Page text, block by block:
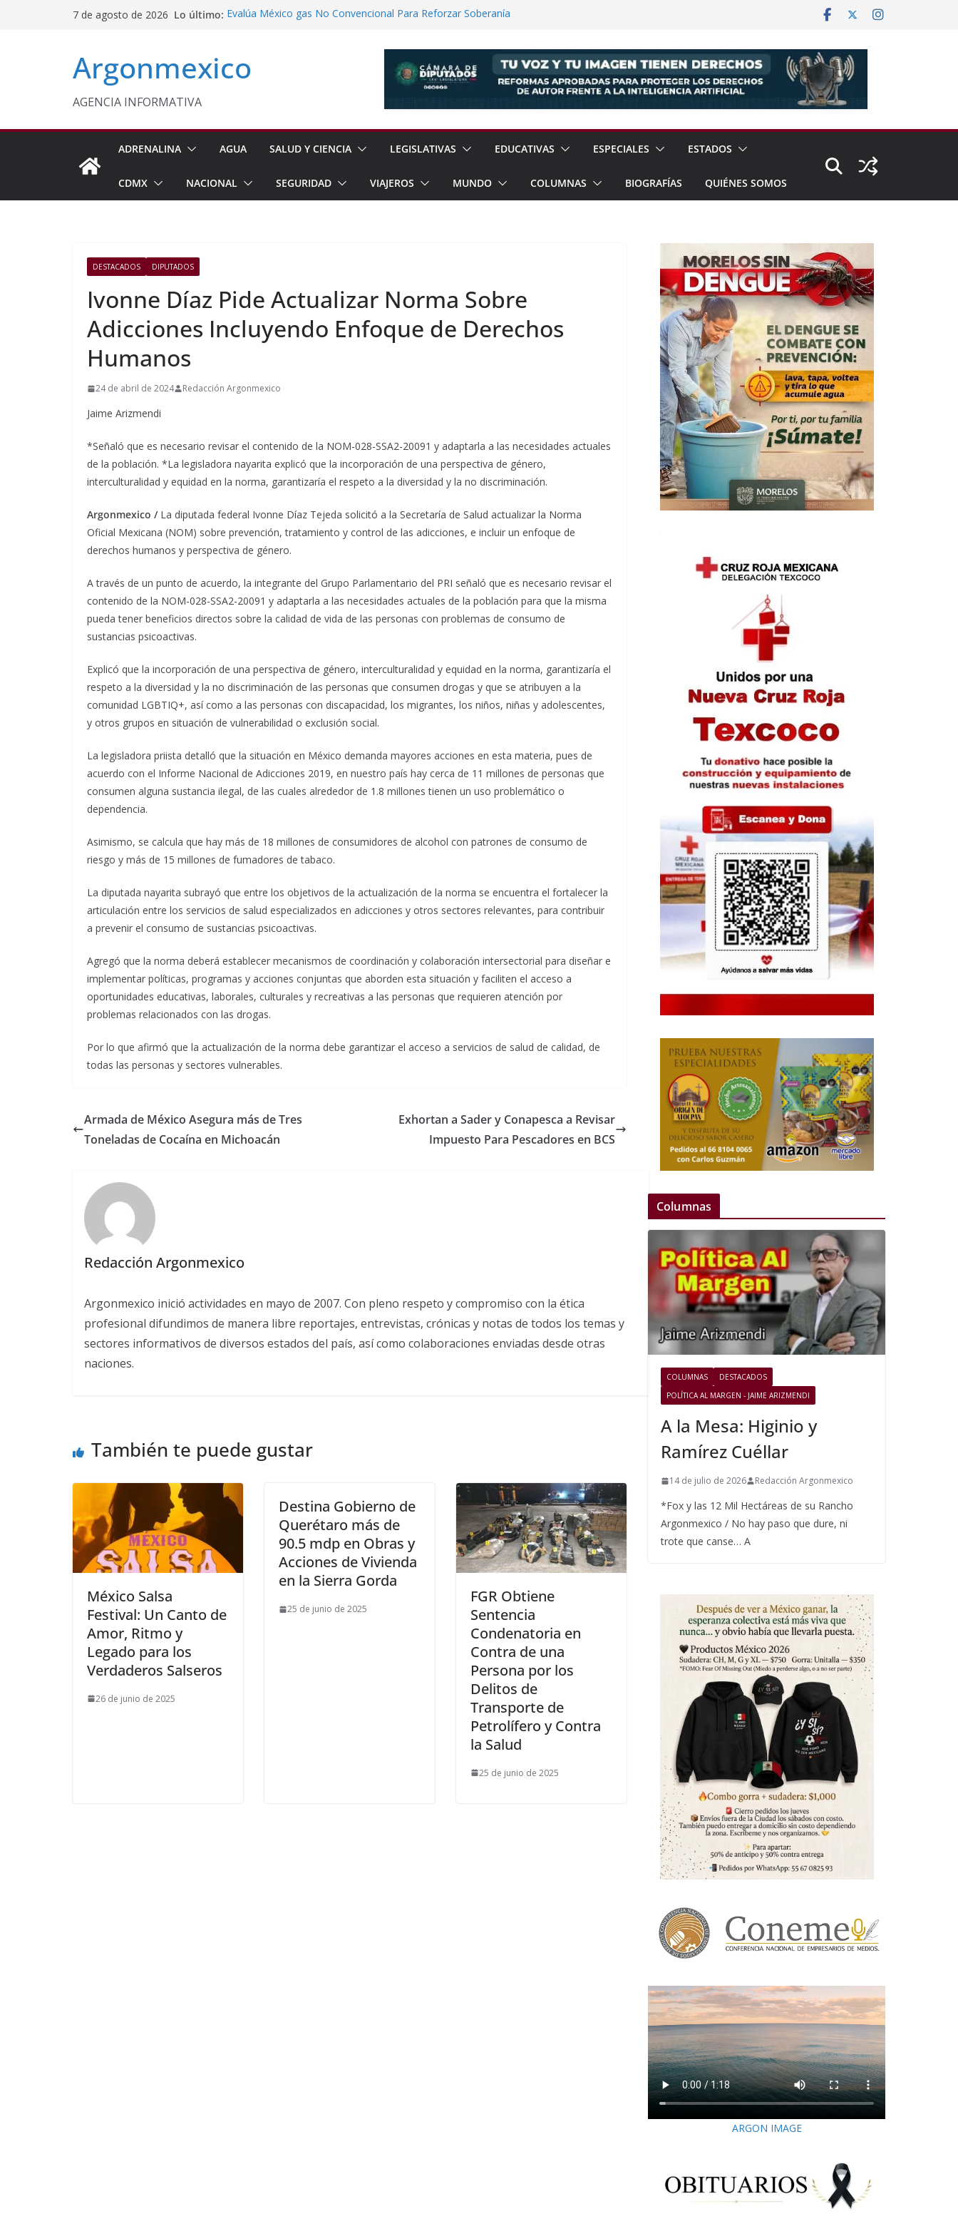
7 de agosto de 2026 Lo último: Evalúa México gas No Convencional Para Reforzar Soberanía
Texcoco Fortalece Prestaciones de Trabajadores del
Aseguran Casi 10 Millones de Cigarrillos Apócrifos en
Michoacán
Argonmexico
AGENCIA INFORMATIVA
ADRENALINA AGUA SALUD Y CIENCIA LEGISLATIVAS EDUCATIVAS ESPECIALES ESTADOS
CDMX NACIONAL SEGURIDAD VIAJEROS MUNDO COLUMNAS BIOGRAFÍAS QUIÉNES SOMOS
DESTACADOS DIPUTADOS
Ivonne Díaz Pide Actualizar Norma Sobre
Adicciones Incluyendo Enfoque de Derechos
Humanos
24 de abril de 2024 Redacción Argonmexico
Jaime Arizmendi
*Señaló que es necesario revisar el contenido de la NOM-028-SSA2-20091 y adaptarla a las necesidades actuales
de la población. *La legisladora nayarita explicó que la incorporación de una perspectiva de género,
interculturalidad y equidad en la norma, garantizaría el respeto a la diversidad y la no discriminación.
Argonmexico / La diputada federal Ivonne Díaz Tejeda solicitó a la Secretaría de Salud actualizar la Norma
Oficial Mexicana (NOM) sobre prevención, tratamiento y control de las adicciones, e incluir un enfoque de
derechos humanos y perspectiva de género.
A través de un punto de acuerdo, la integrante del Grupo Parlamentario del PRI señaló que es necesario revisar el
contenido de la NOM-028-SSA2-20091 y adaptarla a las necesidades actuales de la población para que la misma
pueda tener beneficios directos sobre la calidad de vida de las personas con problemas de consumo de
sustancias psicoactivas.
Explicó que la incorporación de una perspectiva de género, interculturalidad y equidad en la norma, garantizaría el
respeto a la diversidad y la no discriminación de las personas que consumen drogas y que se atribuyen a la
comunidad LGBTIQ+, así como a las personas con discapacidad, los migrantes, los niños, niñas y adolescentes,
y otros grupos en situación de vulnerabilidad o exclusión social.
La legisladora priista detalló que la situación en México demanda mayores acciones en esta materia, pues de
acuerdo con el Informe Nacional de Adicciones 2019, en nuestro país hay cerca de 11 millones de personas que
consumen alguna sustancia ilegal, de las cuales alrededor de 1.8 millones tienen un uso problemático o
dependencia.
Asimismo, se calcula que hay más de 18 millones de consumidores de alcohol con patrones de consumo de
riesgo y más de 15 millones de fumadores de tabaco.
La diputada nayarita subrayó que entre los objetivos de la actualización de la norma se encuentra el fortalecer la
articulación entre los servicios de salud especializados en adicciones y otros sectores relevantes, para contribuir
a prevenir el consumo de sustancias psicoactivas.
Agregó que la norma deberá establecer mecanismos de coordinación y colaboración intersectorial para diseñar e
implementar políticas, programas y acciones conjuntas que aborden esta situación y faciliten el acceso a
oportunidades educativas, laborales, culturales y recreativas a las personas que requieren atención por
problemas relacionados con las drogas.
Por lo que afirmó que la actualización de la norma debe garantizar el acceso a servicios de salud de calidad, de
todas las personas y sectores vulnerables.
Armada de México Asegura más de Tres
Toneladas de Cocaína en Michoacán
Exhortan a Sader y Conapesca a Revisar
Impuesto Para Pescadores en BCS
Redacción Argonmexico
Argonmexico inició actividades en mayo de 2007. Con pleno respeto y compromiso con la ética
profesional difundimos de manera libre reportajes, entrevistas, crónicas y notas de todos los temas y
sectores informativos de diversos estados del país, así como colaboraciones enviadas desde otras
naciones.
También te puede gustar
México Salsa
Festival: Un Canto de
Amor, Ritmo y
Legado para los
Verdaderos Salseros
26 de junio de 2025
Destina Gobierno de
Querétaro más de
90.5 mdp en Obras y
Acciones de Vivienda
en la Sierra Gorda
25 de junio de 2025
FGR Obtiene
Sentencia
Condenatoria en
Contra de una
Persona por los
Delitos de
Transporte de
Petrolífero y Contra
la Salud
25 de junio de 2025
Columnas
COLUMNAS
DESTACADOS
POLÍTICA AL MARGEN - JAIME ARIZMENDI
A la Mesa: Higinio y
Ramírez Cuéllar
14 de julio de 2026 Redacción Argonmexico
*Fox y las 12 Mil Hectáreas de su Rancho
Argonmexico / No hay paso que dure, ni
trote que canse… A
ARGON IMAGE